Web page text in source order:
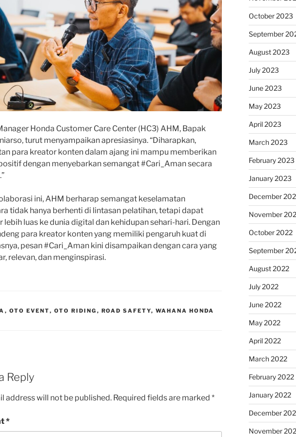
Honda Customer Care Center (HC3) AHM, Bapak
turut menyampaikan apresiasinya. “Diharapkan,
para kreator konten dalam ajang ini mampu memberikan
dengan menyebarkan semangat #Cari_Aman secara
ini, AHM berharap semangat keselamatan
tidak hanya berhenti di lintasan pelatihan, tetapi dapat
lebih luas ke dunia digital dan kehidupan sehari-hari. Dengan
para kreator konten yang memiliki pengaruh kuat di
pesan #Cari_Aman kini disampaikan dengan cara yang
relevan, dan menginspirasi.
, OTO EVENT, OTO RIDING , ROAD SAFETY, WAHANA HONDA
Reply
address will not be published. Required fields are marked *
*
October 2023
September
August 2023
July 2023
June 2023
May 2023
April 2023
March 2023
February 2023
January 2023
December
November
October 2022
September
August 2022
July 2022
June 2022
May 2022
April 2022
March 2022
February 2022
January 2022
December
November